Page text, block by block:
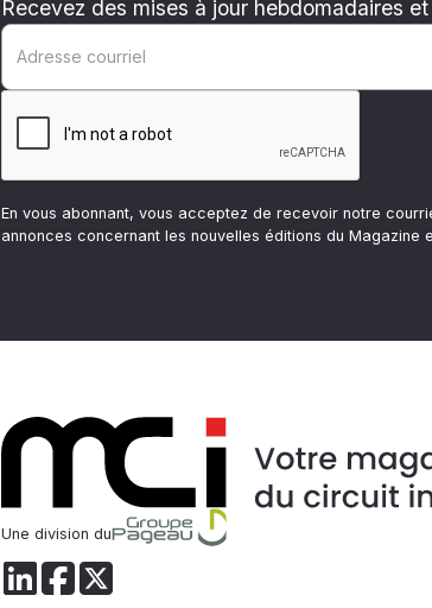
Recevez des mises à jour hebdomadaires
En vous abonnant, vous acceptez de recevoir notre
annonces concernant les nouvelles éditions du Magazine
Une division du